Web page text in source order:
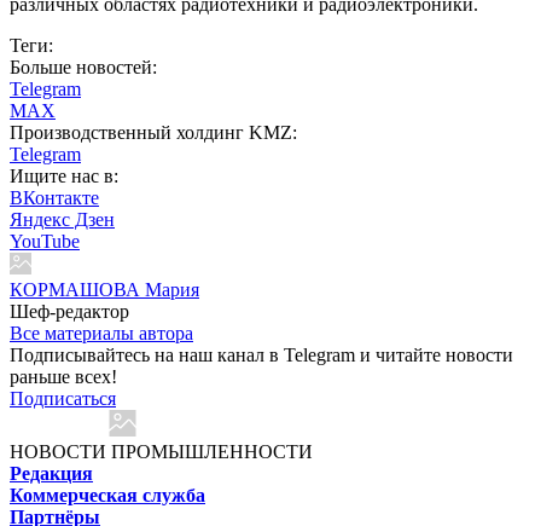
Теги:
Больше новостей:
Telegram
MAX
Производственный холдинг KMZ:
Telegram
Ищите нас в:
ВКонтакте
Яндекс Дзен
YouTube
КОРМАШОВА Мария
Шеф-редактор
Все материалы автора
Подписывайтесь на наш канал в Telegram и читайте новости
раньше всех!
Подписаться
НОВОСТИ ПРОМЫШЛЕННОСТИ
Редакция
Коммерческая служба
Партнёры